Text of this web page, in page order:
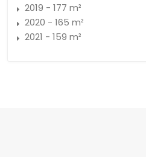
2019 - 177 m²
2020 - 165 m²
2021 - 159 m²